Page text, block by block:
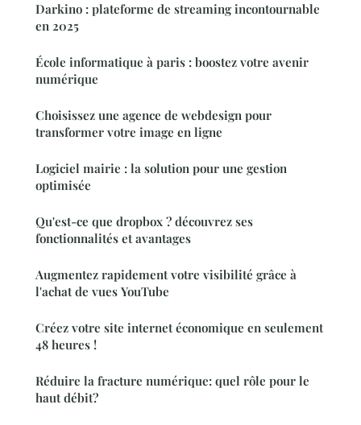
Darkino : plateforme de streaming incontournable
en 2025
École informatique à paris : boostez votre avenir
numérique
Choisissez une agence de webdesign pour
transformer votre image en ligne
Logiciel mairie : la solution pour une gestion
optimisée
Qu'est-ce que dropbox ? découvrez ses
fonctionnalités et avantages
Augmentez rapidement votre visibilité grâce à
l'achat de vues YouTube
Créez votre site internet économique en seulement
48 heures !
Réduire la fracture numérique: quel rôle pour le
haut débit?